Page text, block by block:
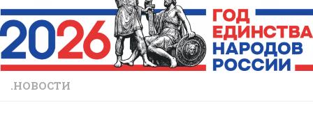
.НОВОСТИ